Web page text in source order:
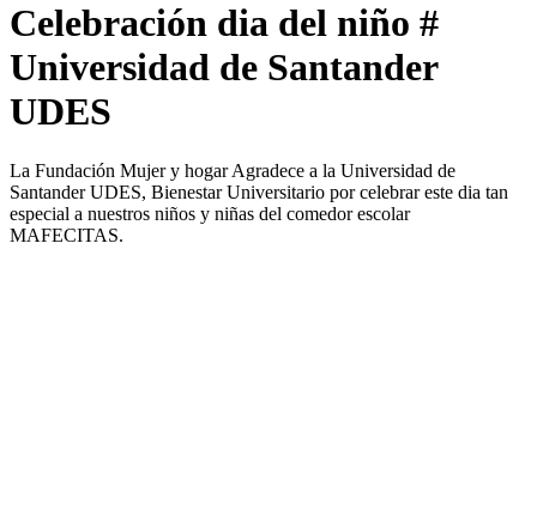
Celebración dia del niño #
Universidad de Santander
UDES
La Fundación Mujer y hogar Agradece a la Universidad de
Santander UDES, Bienestar Universitario por celebrar este dia tan
especial a nuestros niños y niñas del comedor escolar
MAFECITAS.